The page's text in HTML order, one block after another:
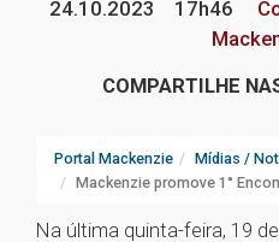
24.10.2023
17h46
COMPARTILHE
Portal Mackenzie Mídias /
Mackenzie promove 1°
Na última quinta-feira, 19